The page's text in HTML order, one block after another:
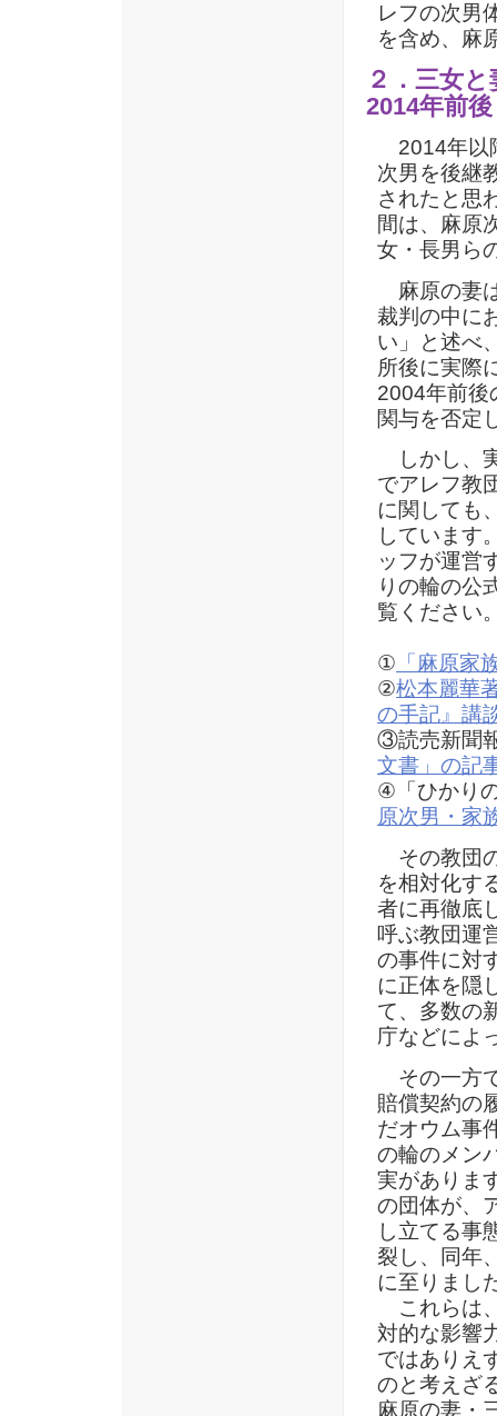
レフの次男
を含め、麻
２．三女
2014年前
2014年以
次男を後継
されたと思
間は、麻原
女・長男ら
麻原の妻
裁判の中に
い」と述べ
所後に実際
2004年前後
関与を否定
しかし、
でアレフ教
に関しても
しています
ッフが運営
りの輪の公
覧ください
① 「麻原家
②松本麗華
の手記』講
③読売新聞
文書」の記
④「ひかり
原次男・家
その教団
を相対化す
者に再徹底
呼ぶ教団運
の事件に対
に正体を隠
て、多数の
庁などによ
その一方
賠償契約の
だオウム事
の輪のメン
実がありま
の団体が、
し立てる事
裂し、同年
に至りまし
これらは
対的な影響
ではありえ
のと考えざ
麻原の妻・